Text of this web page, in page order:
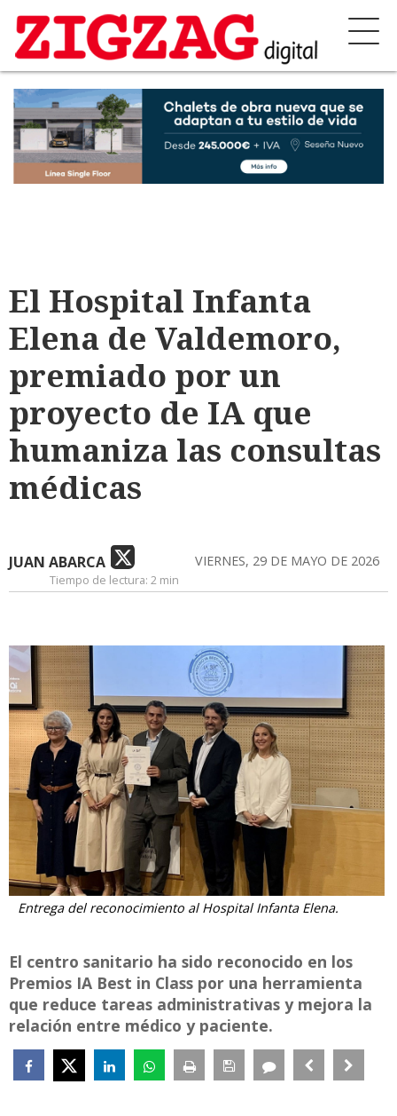
El Hospital Infanta
Elena de Valdemoro,
premiado por un
proyecto de IA que
humaniza las consultas
médicas
JUAN ABARCA VIERNES, 29 DE MAYO DE 2026
Tiempo de lectura: 2 min
Entrega del reconocimiento al Hospital Infanta Elena.
El centro sanitario ha sido reconocido en los
Premios IA Best in Class por una herramienta
que reduce tareas administrativas y mejora la
relación entre médico y paciente.